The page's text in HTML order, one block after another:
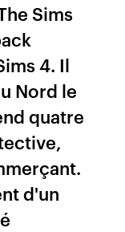
Sims
4. Il
Nord le
quatre
d'un